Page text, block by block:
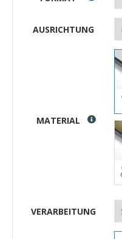
AUSRICHTUNG
MATERIAL
VERARBEITUNG